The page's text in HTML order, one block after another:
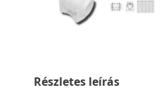
Részletes leírás